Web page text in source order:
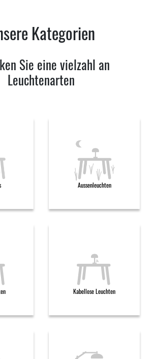
Kategorien
Sie eine vielzahl an
Leuchtenarten
Aussenleuchten
Kabellose Leuchten